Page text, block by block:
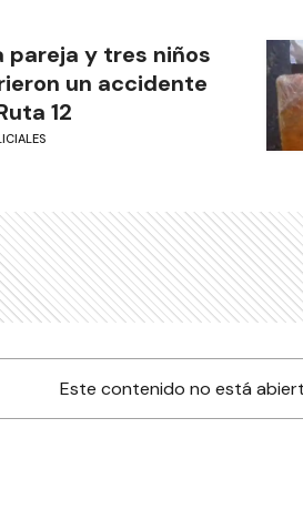
pareja y tres niños
un accidente
12
Este contenido no está